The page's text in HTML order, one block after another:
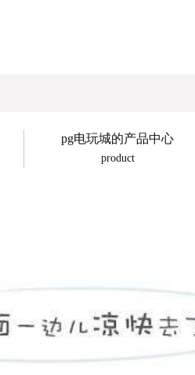
pg电玩城的产品中心
product